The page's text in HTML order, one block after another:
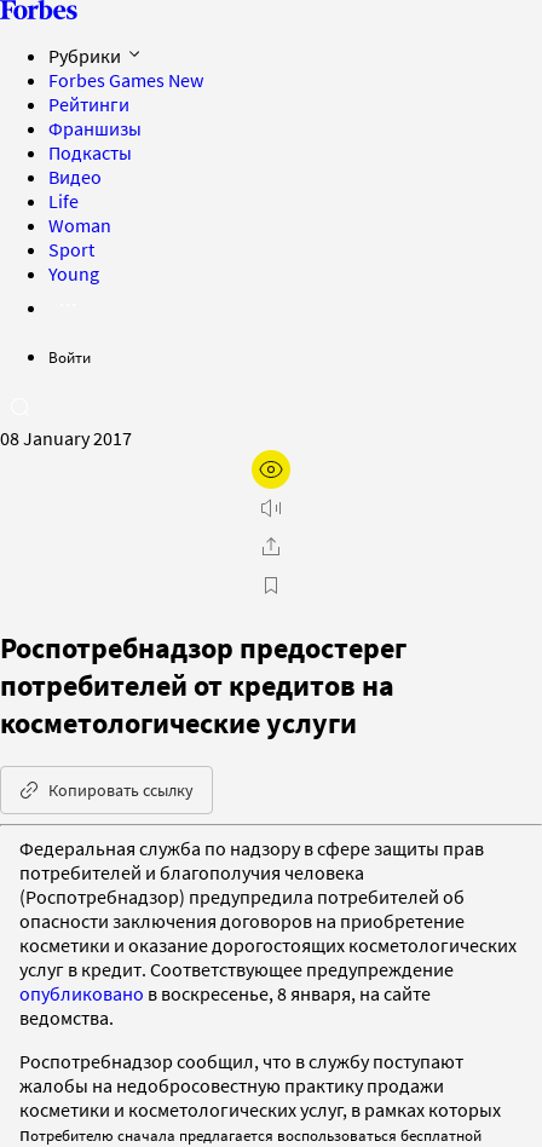
Рубрики
Forbes Games New
Рейтинги
Франшизы
Подкасты
Видео
Life
Woman
Sport
Young
Войти
08 January 2017
Роспотребнадзор предостерег
потребителей от кредитов на
косметологические услуги
Копировать ссылку
Федеральная служба по надзору в сфере защиты прав
потребителей и благополучия человека
(Роспотребнадзор) предупредила потребителей об
опасности заключения договоров на приобретение
косметики и оказание дорогостоящих косметологических
услуг в кредит. Соответствующее предупреждение
опубликовано в воскресенье, 8 января, на сайте
ведомства.
Роспотребнадзор сообщил, что в службу поступают
жалобы на недобросовестную практику продажи
косметики и косметологических услуг, в рамках которых
потребителю сначала предлагается воспользоваться бесплатной